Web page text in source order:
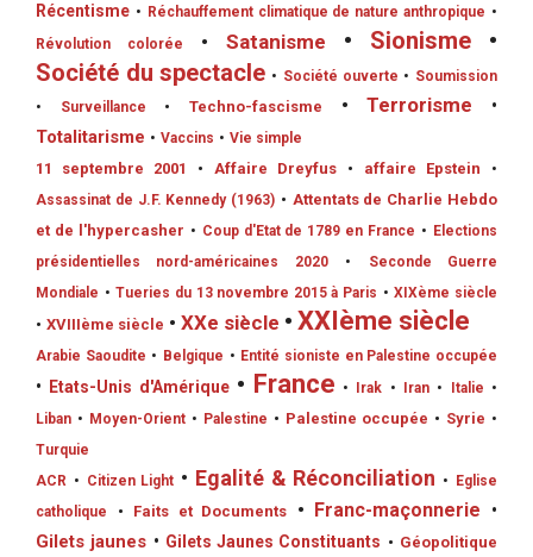
Récentisme • Réchauffement climatique de nature anthropique •
Révolution colorée
• Satanisme • Sionisme
•
Société du spectacle • Société ouverte • Soumission
•
Surveillance • Techno-fascisme • Terrorisme
•
Totalitarisme • Vaccins • Vie simple
11 septembre 2001 • Affaire Dreyfus • affaire Epstein
•
Assassinat de J.F. Kennedy (1963) • Attentats de Charlie Hebdo
et de l'hypercasher • Coup d'Etat de 1789 en France • Elections
présidentielles nord-américaines 2020
•
Seconde Guerre
Mondiale • Tueries du 13 novembre 2015 à Paris • XIXème siècle
• XVIIIème siècle • XXe siècle • XXIème siècle
Arabie Saoudite • Belgique • Entité sioniste en Palestine occupée
• Etats-Unis d'Amérique • France • Irak • Iran • Italie •
Liban • Moyen-Orient • Palestine • Palestine occupée • Syrie •
Turquie
ACR • Citizen Light • Egalité & Réconciliation •
Eglise
catholique
• Faits et Documents • Franc-maçonnerie
•
Gilets jaunes • Gilets Jaunes Constituants • Géopolitique